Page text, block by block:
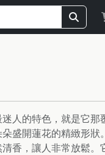
人的特色，就是它那
盛開蓮花的精緻形狀
香，讓人非常放鬆。